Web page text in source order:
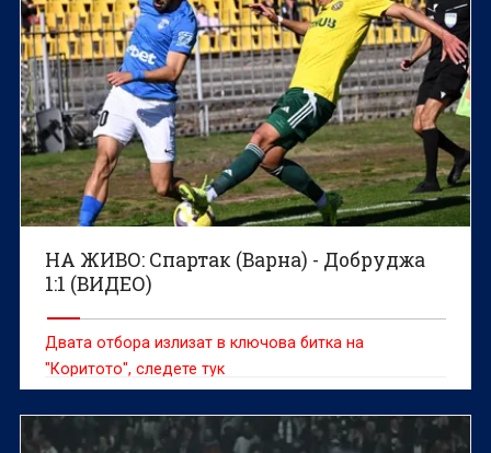
НА ЖИВО: Спартак (Варна) - Добруджа
1:1 (ВИДЕО)
Двата отбора излизат в ключова битка на
"Коритото", следете тук